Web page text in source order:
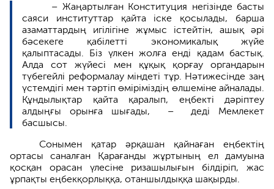
– Жаңартылған Конституция негізінде басты
саяси институттар қайта іске қосылады, барша
азаматтардың игілігіне жұмыс істейтін, ашық әрі
бәсекеге қабілетті экономикалық жүйе
қалыптасады. Біз үлкен жолға енді қадам бастық.
Алда сот жүйесі мен құқық қорғау органдарын
түбегейлі реформалау міндеті тұр. Нәтижесінде заң
үстемдігі мен тәртіп өміріміздің өлшеміне айналады.
Құндылықтар қайта қаралып, еңбекті дәріптеу
алдыңғы орынға шығады, – деді Мемлекет
басшысы.
Сонымен қатар әрқашан қайнаған еңбектің
ортасы саналған Қарағанды жұртының ел дамуына
қосқан орасан үлесіне ризашылығын білдіріп, жас
ұрпақты еңбекқорлыққа, отаншылдыққа шақырды.